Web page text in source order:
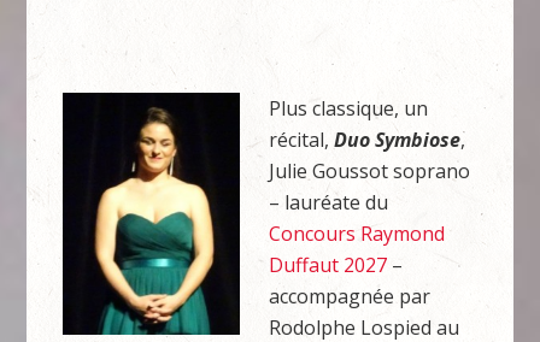
Plus classique, un
récital,Duo Symbiose,
Julie Goussot soprano
– lauréate du
Concours Raymond
Duffaut 2027 –
accompagnée par
Rodolphe Lospied au